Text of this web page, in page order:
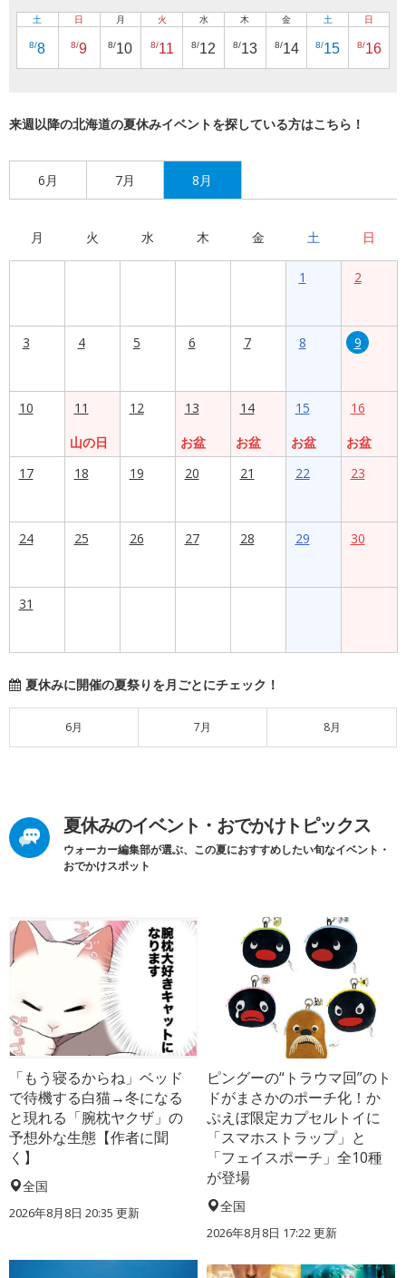
土
8/8
日
8/9
月
8/10
火
8/11
水
8/12
木
8/13
金
8/14
土
8/15
日
8/16
来週以降の北海道の夏休みイベントを探している方はこちら！
6月 7月 8月
月 火 水 木 金 土 日
1 2
3 4 5 6 7 8 9
10
11
山の日
12
13
お盆
14
お盆
15
お盆
16
お盆
17
18 19 20 21 22 23
24 25 26 27 28 29 30
31
夏休みに開催の夏祭りを月ごとにチェック！
6月 7月 8月
夏休みのイベント・おでかけトピックス
ウォーカー編集部が選ぶ、この夏におすすめしたい旬なイベント・
おでかけスポット
「もう寝るからね」ベッド
で待機する白猫→冬になる
と現れる「腕枕ヤクザ」の
予想外な生態【作者に聞
く】
全国
2026年8月8日 20:35 更新
ピングーの“トラウマ回”のト
ドがまさかのポーチ化！か
ぷえぼ限定カプセルトイに
「スマホストラップ」と
「フェイスポーチ」全10種
が登場
全国
2026年8月8日 17:22更新